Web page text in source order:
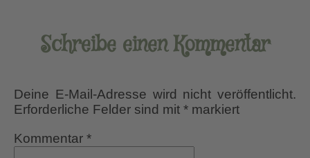
Schreibe einen Kommentar
Deine E-Mail-Adresse wird nicht veröffentlicht.
Erforderliche Felder sind mit * markiert
Kommentar *